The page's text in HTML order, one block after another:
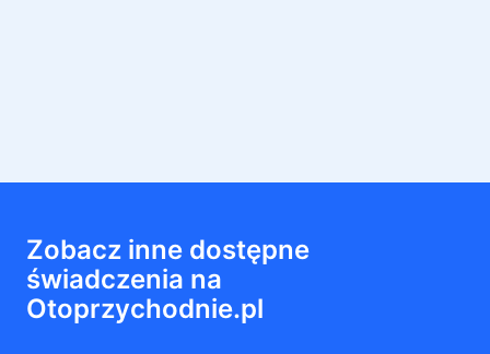
Zobacz inne dostępne
świadczenia na
Otoprzychodnie.pl